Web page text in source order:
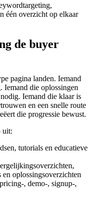
één overzicht op elkaar
de buyer
pagina landen. Iemand
Iemand die oplossingen
Iemand die klaar is
en een snelle route
die progressie bewust.
uit:
tutorials en educatieve
en oplossingsoverzichten
, demo-, signup-,